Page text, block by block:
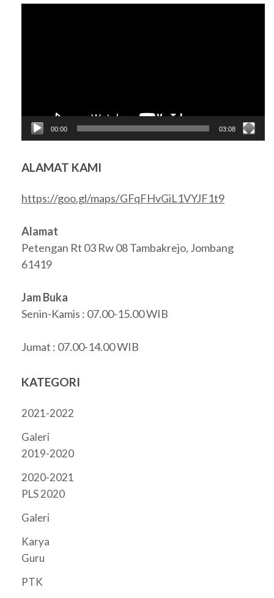
00:00 03:08
ALAMAT KAMI
https://goo.gl/maps/GFqFHvGiL1VYJF1t9
Alamat
Petengan Rt 03 Rw 08 Tambakrejo, Jombang
61419
Jam Buka
Senin-Kamis : 07.00-15.00 WIB
Jumat : 07.00-14.00 WIB
KATEGORI
2021-2022
Galeri
2019-2020
2020-2021
PLS 2020
Galeri
Karya
Guru
PTK